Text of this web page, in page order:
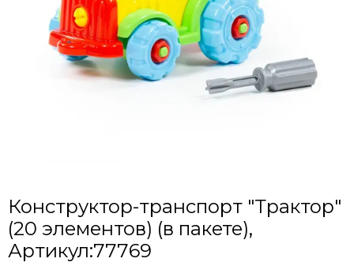
Конструктор-транспорт "Трактор"
(20 элементов) (в пакете),
Артикул:77769